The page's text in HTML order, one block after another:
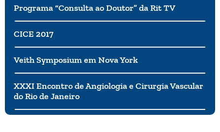
Programa “Consulta ao Doutor” da Rit TV
CICE 2017
Veith Symposium em Nova York
XXXI Encontro de Angiologia e Cirurgia Vascular
do Rio de Janeiro